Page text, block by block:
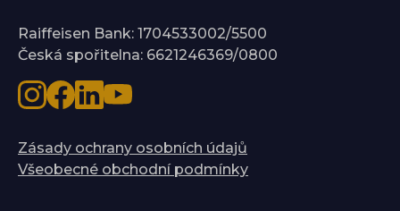
Raiffeisen Bank: 1704533002/5500
Česká spořitelna: 6621246369/0800
Zásady ochrany osobních údajů
Všeobecné obchodní podmínky